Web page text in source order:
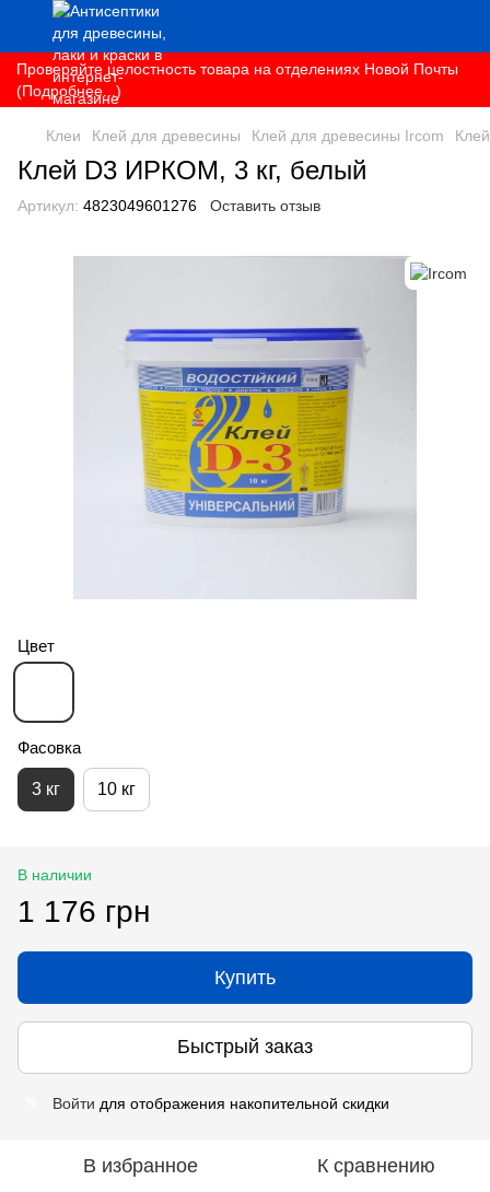
Проверяйте целостность товара на отделениях Новой Почты
(Подробнее...)
Клеи Клей для древесины Клей для древесины Ircom
Клей D3 ИРКОМ, 3 кг, белый
Артикул: 4823049601276 Оставить отзыв
Цвет
Фасовка
3 кг 10 кг
В наличии
1 176 грн
Купить
Быстрый заказ
Войти для отображения накопительной скидки
В избранное К сравнению